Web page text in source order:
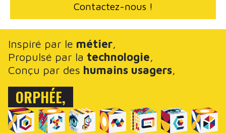
Contactez-nous !
Inspiré par le métier,
Propulsé par la technologie,
Conçu par des humains usagers,
ORPHÉE,